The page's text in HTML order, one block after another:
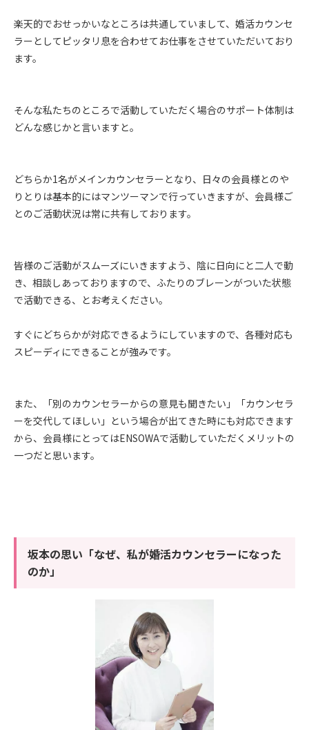
楽天的でおせっかいなところは共通していまして、婚活カウンセ
ラーとしてピッタリ息を合わせてお仕事をさせていただいており
ます。
そんな私たちのところで活動していただく場合のサポート体制は
どんな感じかと言いますと。
どちらか1名がメインカウンセラーとなり、日々の会員様とのや
りとりは基本的にはマンツーマンで行っていきますが、会員様ご
とのご活動状況は常に共有しております。
皆様のご活動がスムーズにいきますよう、陰に日向にと二人で動
き、相談しあっておりますので、ふたりのブレーンがついた状態
で活動できる、とお考えください。
すぐにどちらかが対応できるようにしていますので、各種対応も
スピーディにできることが強みです。
また、「別のカウンセラーからの意見も聞きたい」「カウンセラ
ーを交代してほしい」という場合が出てきた時にも対応できます
から、会員様にとってはENSOWAで活動していただくメリットの
一つだと思います。
坂本の思い「なぜ、私が婚活カウンセラーになった
のか」